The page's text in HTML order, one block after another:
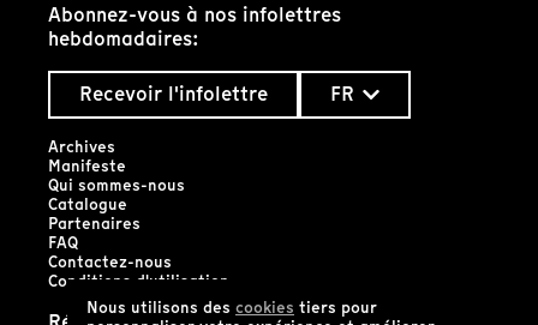
Nous utilisons des cookies tiers pour
Abonnez-vous à nos infolettres
hebdomadaires:
Recevoir l'infolettre
FR
Archives
Manifeste
Qui sommes-nous
Catalogue
Partenaires
FAQ
Contactez-nous
Conditions d'utilisation